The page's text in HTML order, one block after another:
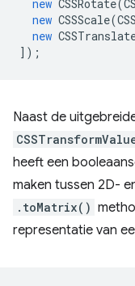
new CSSRotate(
new CSSScale(CSS
new
]);
Naast de
heeft een
maken tussen 2D-
.toMatrix()
representatie van